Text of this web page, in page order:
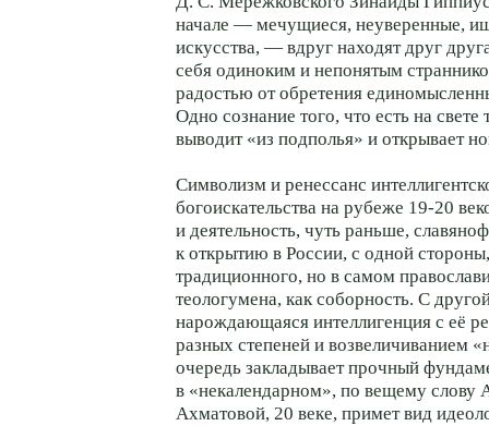
начале — мечущиеся, неуверенные,
искусства, — вдруг находят друг
себя одиноким и непонятым
радостью от обретения
Одно сознание того, что есть на свете
выводит «из подполья» и открывает
Символизм и ренессанс
богоискательства на рубеже 19-20
и деятельность, чуть раньше,
к открытию в России, с одной
традиционного, но в самом
теологумена, как соборность. С
нарождающаяся интеллигенция с её
разных степеней и возвеличиваниeм
очередь закладывает прочный
в «некалендарном», по вещему
Ахматовой, 20 веке, примет вид